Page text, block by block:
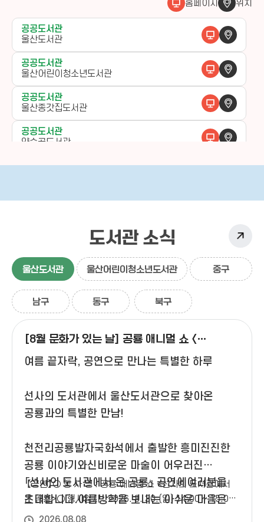
홈페이지
위치
공공도서관
울산도서관
공공도서관
울산어린이청소년도서관
공공도서관
울산종갓집도서관
공공도서관
약숫골도서관
작은도서관
작은도서관
작은도서관
외솔한옥도서관
작은도서관
우정도서관
작은도서관
남외어린이도서관
우정혁신LH2차 책사랑 도서관(사립)
책사랑 도서관(공립)
우정아이파크작은도서관(사립)
도서관 소식
울산도서관
[8월 문화가 있는 날] 공룡 애니멀 쇼 <
선사의 도서관에서 온 공룡>
여름 끝자락, 공연으로 만나는 특별한 하루
선사의 도서관에서 울산도서관으로 찾아온
공룡과의 특별한 만남!
천전리공룡발자국화석에서 출발한 흥미진진한
공룡 이야기와신비로운 마술이 어우러진
「선사의 도서관에서 온 공룡」 공연에여러분을
초대합니다.여름방학을 보내는 아쉬운 마음은
잠시 내려놓고,문화가 있는 날, 울산도서관에서
【공연】○ 행 사 명 : 공룡 애니멀 쇼 <선사의 도서관에서
온 공룡>○ 행사일시 : 2026. 8. 30.(일) 14:00 ~ 15:00
/ 1층 대강당 ○ 대상/인원 : 울산시민 누구나 / 280명 ※
2026.08.08
울산어린이청소년도서관 중구
남구 동구 북구